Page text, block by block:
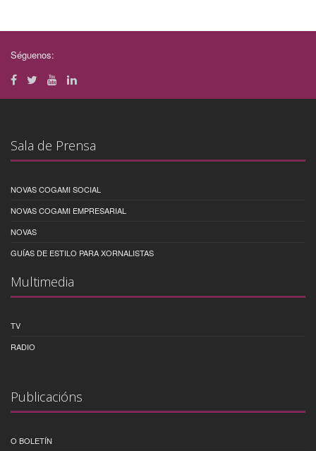
Séguenos:
Sala de Prensa
NOVAS COGAMI SOCIAL
NOVAS COGAMI EMPRESARIAL
NOVAS
GUÍAS DE ESTILO PARA XORNALISTAS
Multimedia
TV
RADIO
Publicacións
O BOLETÍN